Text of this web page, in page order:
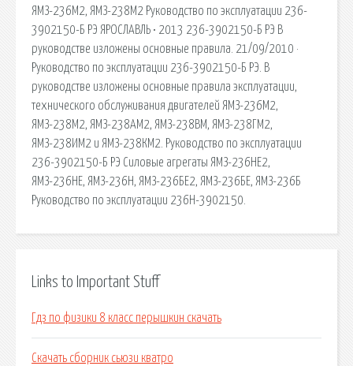
ЯМЗ-236М2, ЯМЗ-238М2 Руководство по эксплуатации 236-
3902150-Б РЭ ЯРОСЛАВЛЬ • 2013 236-3902150-Б РЭ В
руководстве изложены основные правила. 21/09/2010 ·
Руководство по эксплуатации 236-3902150-Б РЭ. В
руководстве изложены основные правила эксплуатации,
технического обслуживания двигателей ЯМЗ-236М2,
ЯМЗ-238М2, ЯМЗ-238АМ2, ЯМЗ-238ВМ, ЯМЗ-238ГМ2,
ЯМЗ-238ИМ2 и ЯМЗ-238КМ2. Руководство по эксплуатации
236-3902150-Б РЭ Силовые агрегаты ЯМЗ-236НЕ2,
ЯМЗ-236НЕ, ЯМЗ-236Н, ЯМЗ-236БЕ2, ЯМЗ-236БЕ, ЯМЗ-236Б
Руководство по эксплуатации 236Н-3902150.
Links to Important Stuff
Гдз по физики 8 класс перышкин скачать
Скачать сборник сьюзи кватро